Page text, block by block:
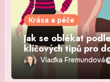
Krása a péče
Jak se oblékat
klíčových tipů pro
outfityVlaďka Fremundová